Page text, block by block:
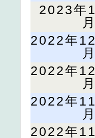
2023年1
月
2022年12
月
2022年12
月
2022年11
月
2022年11